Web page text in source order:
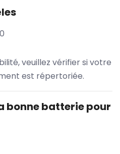
veuillez vérifier si votre
est répertoriée.
bonne batterie pour